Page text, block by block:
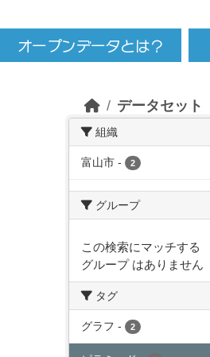
データセット
組織
富山市 - 2
グループ
この検索にマッチする
グループ はありません
タグ
グラフ - 2